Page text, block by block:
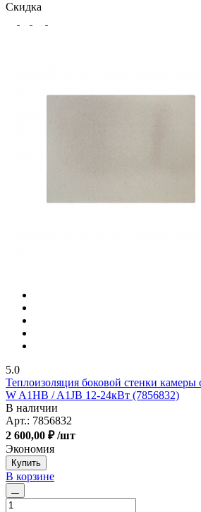
Скидка
5.0
Теплоизоляция боковой стенки камеры
W A1HB / A1JB 12-24кВт (7856832)
В наличии
Арт.: 7856832
2 600,00 ₽/шт
Экономия
Купить
В корзине